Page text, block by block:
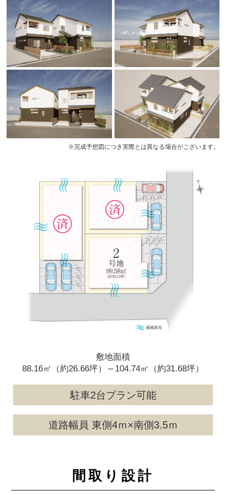
※完成予想図につき実際とは異なる場合がございます。
敷地面積
88.16㎡（約26.66坪）～104.74㎡（約31.68坪）
駐車2台プラン可能
道路幅員 東側4ｍ×南側3.5ｍ
間取り設計